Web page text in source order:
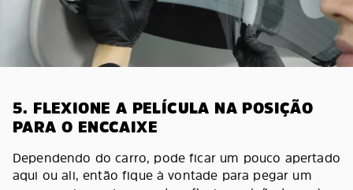
5. FLEXIONE A PELÍCULA NA POSIÇÃO
PARA O ENCCAIXE
Dependendo do carro, pode ficar um pouco apertado
aqui ou ali, então fique à vontade para pegar um